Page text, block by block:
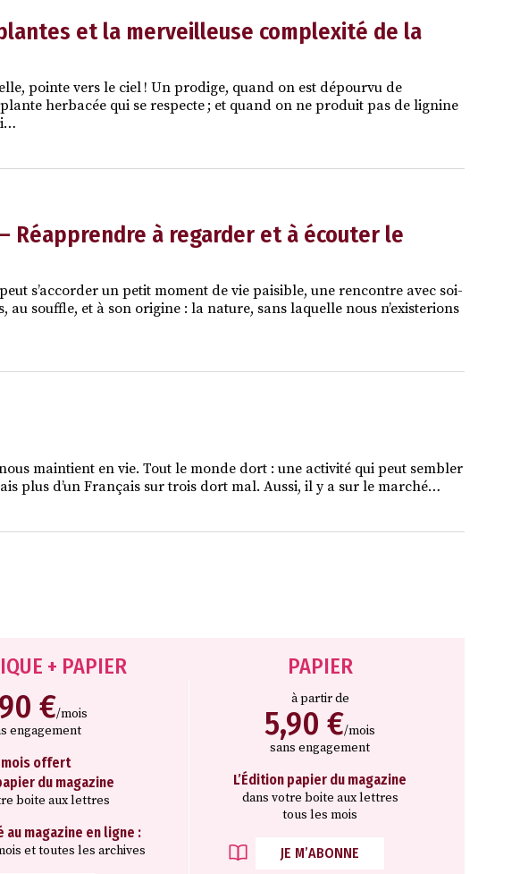
et la merveilleuse complexité de la
pointe vers le ciel ! Un prodige, quand on est dépourvu de
herbacée qui se respecte ; et quand on ne produit pas de lignine
Réapprendre à regarder et à écouter le
s’accorder un petit moment de vie paisible, une rencontre avec soi-
au souffle, et à son origine : la nature, sans laquelle nous n’existerions
maintient en vie. Tout le monde dort : une activité qui peut sembler
plus d’un Français sur trois dort mal. Aussi, il y a sur le marché…
+ PAPIER
€/mois
engagement
mois offert
du magazine
boite aux lettres
magazine en ligne :
et toutes les archives
PAPIER
à partir de
5,90 €/mois
sans engagement
L’Édition papier du magazine
dans votre boite aux lettres
tous les mois
JE M’ABONNE